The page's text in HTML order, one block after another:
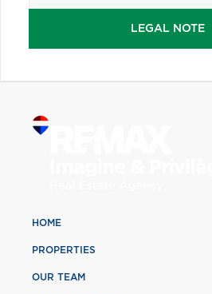
LEGAL NOTE
HOME
PROPERTIES
OUR TEAM